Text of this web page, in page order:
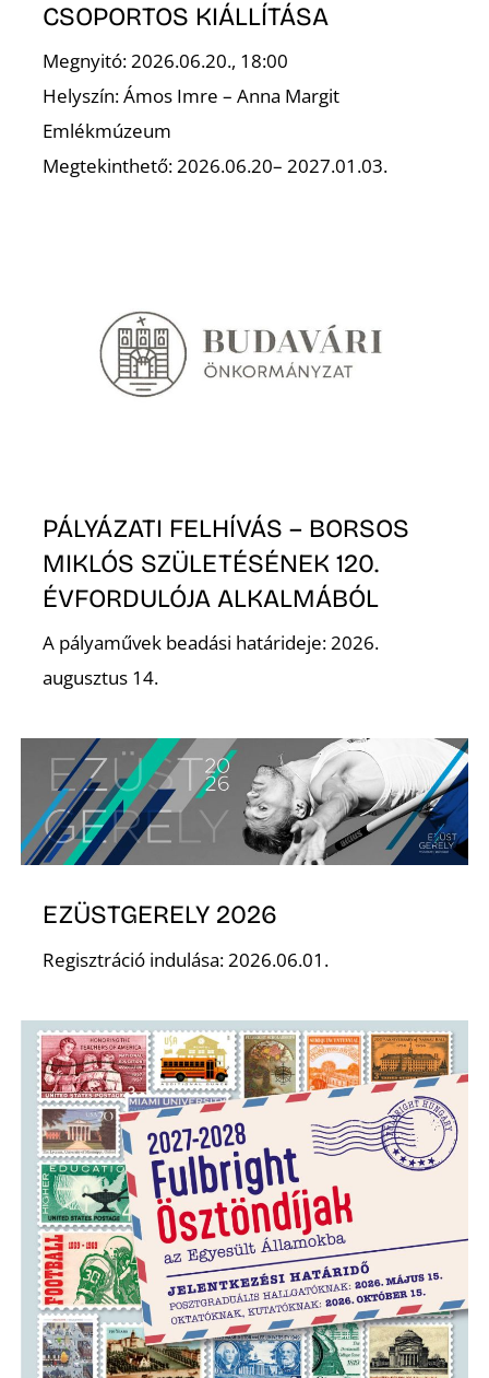
CSOPORTOS KIÁLLÍTÁSA
Megnyitó: 2026.06.20., 18:00
Helyszín: Ámos Imre – Anna Margit
Emlékmúzeum
Megtekinthető: 2026.06.20– 2027.01.03.
PÁLYÁZATI FELHÍVÁS – BORSOS
MIKLÓS SZÜLETÉSÉNEK 120.
ÉVFORDULÓJA ALKALMÁBÓL
A pályaművek beadási határideje: 2026.
augusztus 14.
EZÜSTGERELY 2026
Regisztráció indulása: 2026.06.01.